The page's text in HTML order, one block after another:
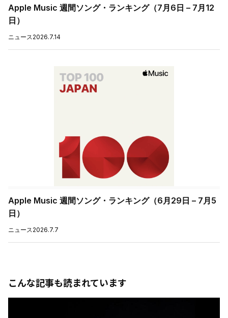
Apple Music 週間ソング・ランキング（7月6日 – 7月12
日）
ニュース 2026.7.14
Apple Music 週間ソング・ランキング（6月29日 – 7月5
日）
ニュース 2026.7.7
こんな記事も読まれています